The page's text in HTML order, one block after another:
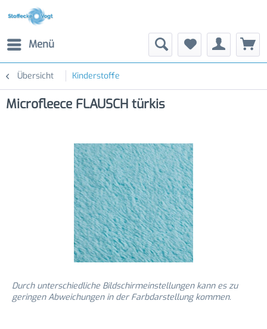
Menü
Übersicht Kinderstoffe
Microfleece FLAUSCH türkis
Durch unterschiedliche Bildschirmeinstellungen kann es zu
geringen Abweichungen in der Farbdarstellung kommen.